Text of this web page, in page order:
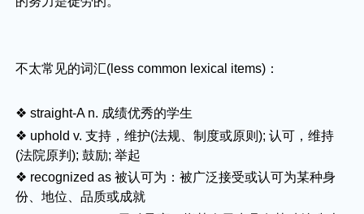
不太常见的词汇(less common lexical items)：
❖ straight-A n. 成绩优秀的学生
❖ uphold v. 支持，维护(法规、制度或原则); 认可，维持
(法院原判); 鼓励; 举起
❖ recognized as 被认可为：被广泛接受或认可为某种身
份、地位、品质或成就